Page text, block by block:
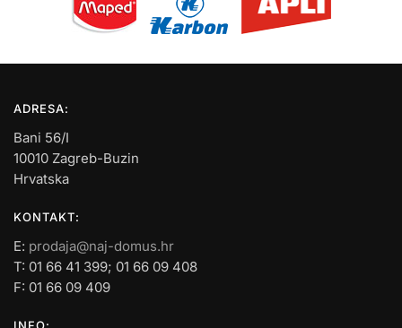
ADRESA:
Bani 56/I
10010 Zagreb-Buzin
Hrvatska
KONTAKT:
E: prodaja@naj-domus.hr
T: 01 66 41 399; 01 66 09 408
F: 01 66 09 409